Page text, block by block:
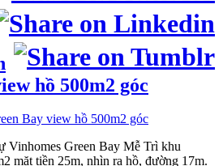
hồ 500m2 góc
Vinhomes Green Bay Mễ Trì khu
mặt tiền 25m, nhìn ra hồ, đường 17m.